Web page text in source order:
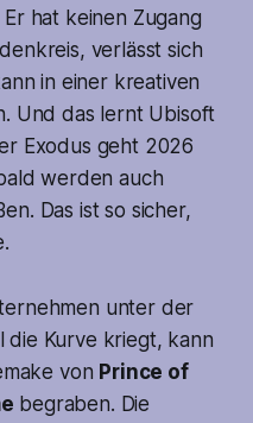
hat keinen Zugang
verlässt sich
in einer kreativen
Und das lernt Ubisoft
Exodus geht 2026
werden auch
Das ist so sicher,
unter der
die Kurve kriegt, kann
von Prince of
begraben. Die